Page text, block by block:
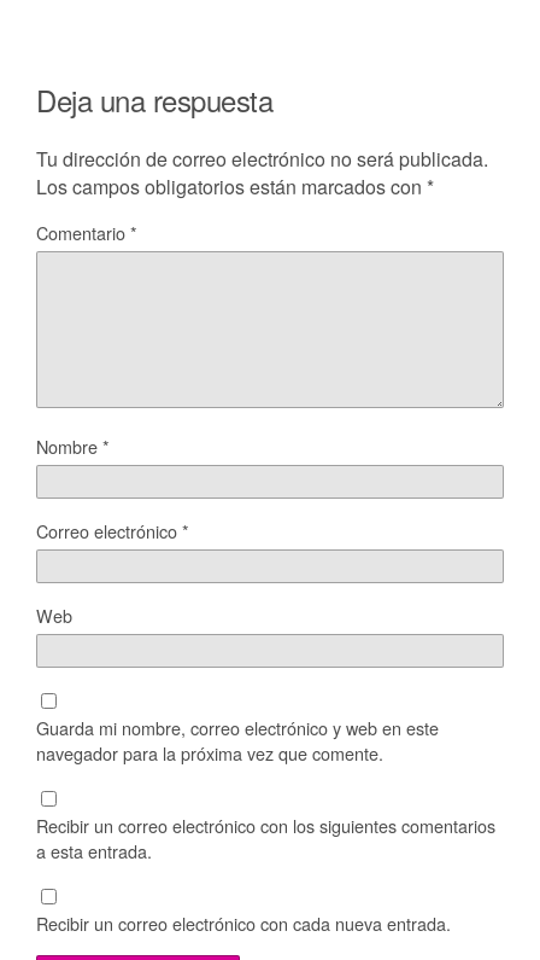
Deja una respuesta
Tu dirección de correo electrónico no será publicada.
Los campos obligatorios están marcados con *
Comentario*
Nombre*
Correo electrónico*
Web
Guarda mi nombre, correo electrónico y web en este
navegador para la próxima vez que comente.
Recibir un correo electrónico con los siguientes comentarios
a esta entrada.
Recibir un correo electrónico con cada nueva entrada.